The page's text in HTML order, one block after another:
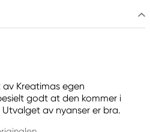
Kreatimas egen
godt at den kommer i
av nyanser er bra.